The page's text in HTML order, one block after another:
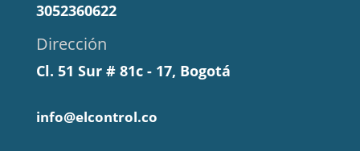
3052360622
Dirección
Cl. 51 Sur # 81c - 17, Bogotá
info@elcontrol.co